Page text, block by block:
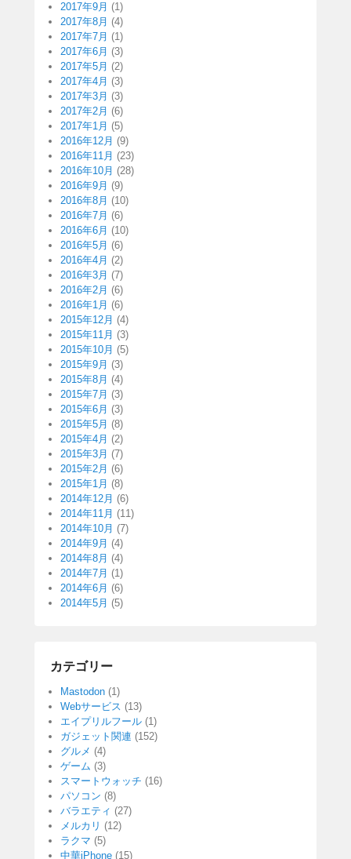
2017年9月 (1)
2017年8月 (4)
2017年7月 (1)
2017年6月 (3)
2017年5月 (2)
2017年4月 (3)
2017年3月 (3)
2017年2月 (6)
2017年1月 (5)
2016年12月 (9)
2016年11月 (23)
2016年10月 (28)
2016年9月 (9)
2016年8月 (10)
2016年7月 (6)
2016年6月 (10)
2016年5月 (6)
2016年4月 (2)
2016年3月 (7)
2016年2月 (6)
2016年1月 (6)
2015年12月 (4)
2015年11月 (3)
2015年10月 (5)
2015年9月 (3)
2015年8月 (4)
2015年7月 (3)
2015年6月 (3)
2015年5月 (8)
2015年4月 (2)
2015年3月 (7)
2015年2月 (6)
2015年1月 (8)
2014年12月 (6)
2014年11月 (11)
2014年10月 (7)
2014年9月 (4)
2014年8月 (4)
2014年7月 (1)
2014年6月 (6)
2014年5月 (5)
カテゴリー
Mastodon (1)
Webサービス (13)
エイプリルフール (1)
ガジェット関連 (152)
グルメ (4)
ゲーム (3)
スマートウォッチ (16)
パソコン (8)
バラエティ (27)
メルカリ (12)
ラクマ (5)
中華iPhone (15)